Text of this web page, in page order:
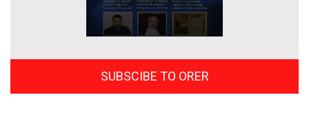
SUBSCIBE TO ORER